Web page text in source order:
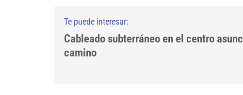
Cableado subterráneo en el centro
camino